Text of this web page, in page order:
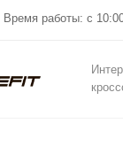
Время работы: с